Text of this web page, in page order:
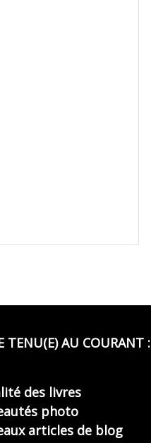
TENU(E) AU COURANT :
des livres
photo
articles de blog